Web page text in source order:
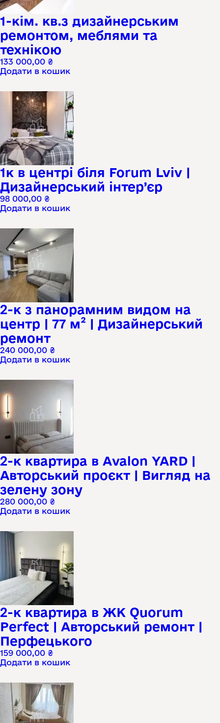
1-кім. кв.з дизайнерським
ремонтом, меблями та
технікою
133 000,00 ₴
Додати в кошик
1к в центрі біля Forum Lviv |
Дизайнерський інтер’єр
98 000,00 ₴
Додати в кошик
2-к з панорамним видом на
центр | 77 м² | Дизайнерський
ремонт
240 000,00 ₴
Додати в кошик
2-к квартира в Avalon YARD |
Авторський проєкт | Вигляд на
зелену зону
280 000,00 ₴
Додати в кошик
2-к квартира в ЖК Quorum
Perfect | Авторський ремонт |
Перфецького
159 000,00 ₴
Додати в кошик